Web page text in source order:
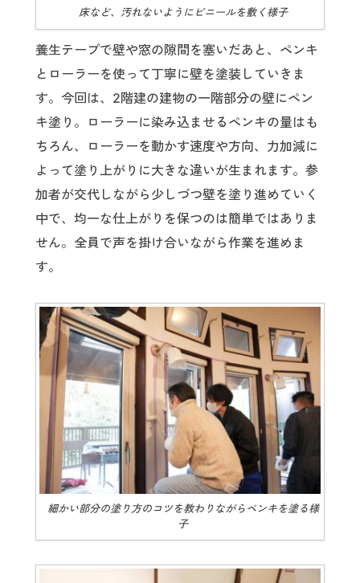
床など、汚れないようにビニールを敷く様子
養生テープで壁や窓の隙間を塞いだあと、ペンキ
とローラーを使って丁寧に壁を塗装していきま
す。今回は、2階建の建物の一階部分の壁にペン
キ塗り。ローラーに染み込ませるペンキの量はも
ちろん、ローラーを動かす速度や方向、力加減に
よって塗り上がりに大きな違いが生まれます。参
加者が交代しながら少しづつ壁を塗り進めていく
中で、均一な仕上がりを保つのは簡単ではありま
せん。全員で声を掛け合いながら作業を進めま
す。
細かい部分の塗り方のコツを教わりながらペンキを塗る様
子